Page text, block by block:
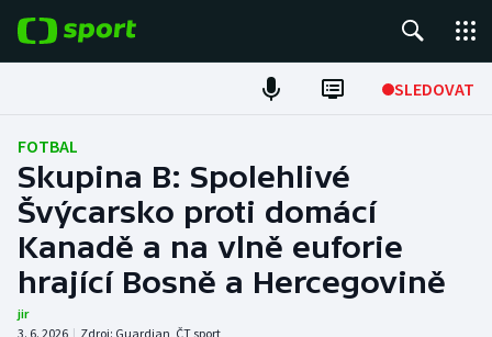
SLEDOVAT
Fotbal
Hokej
Tenis
Atletika
FOTBAL
Skupina B: Spolehlivé
Švýcarsko proti domácí
Kanadě a na vlně euforie
hrající Bosně a Hercegovině
jir
3. 6. 2026 | Zdroj: Guardian, ČT sport